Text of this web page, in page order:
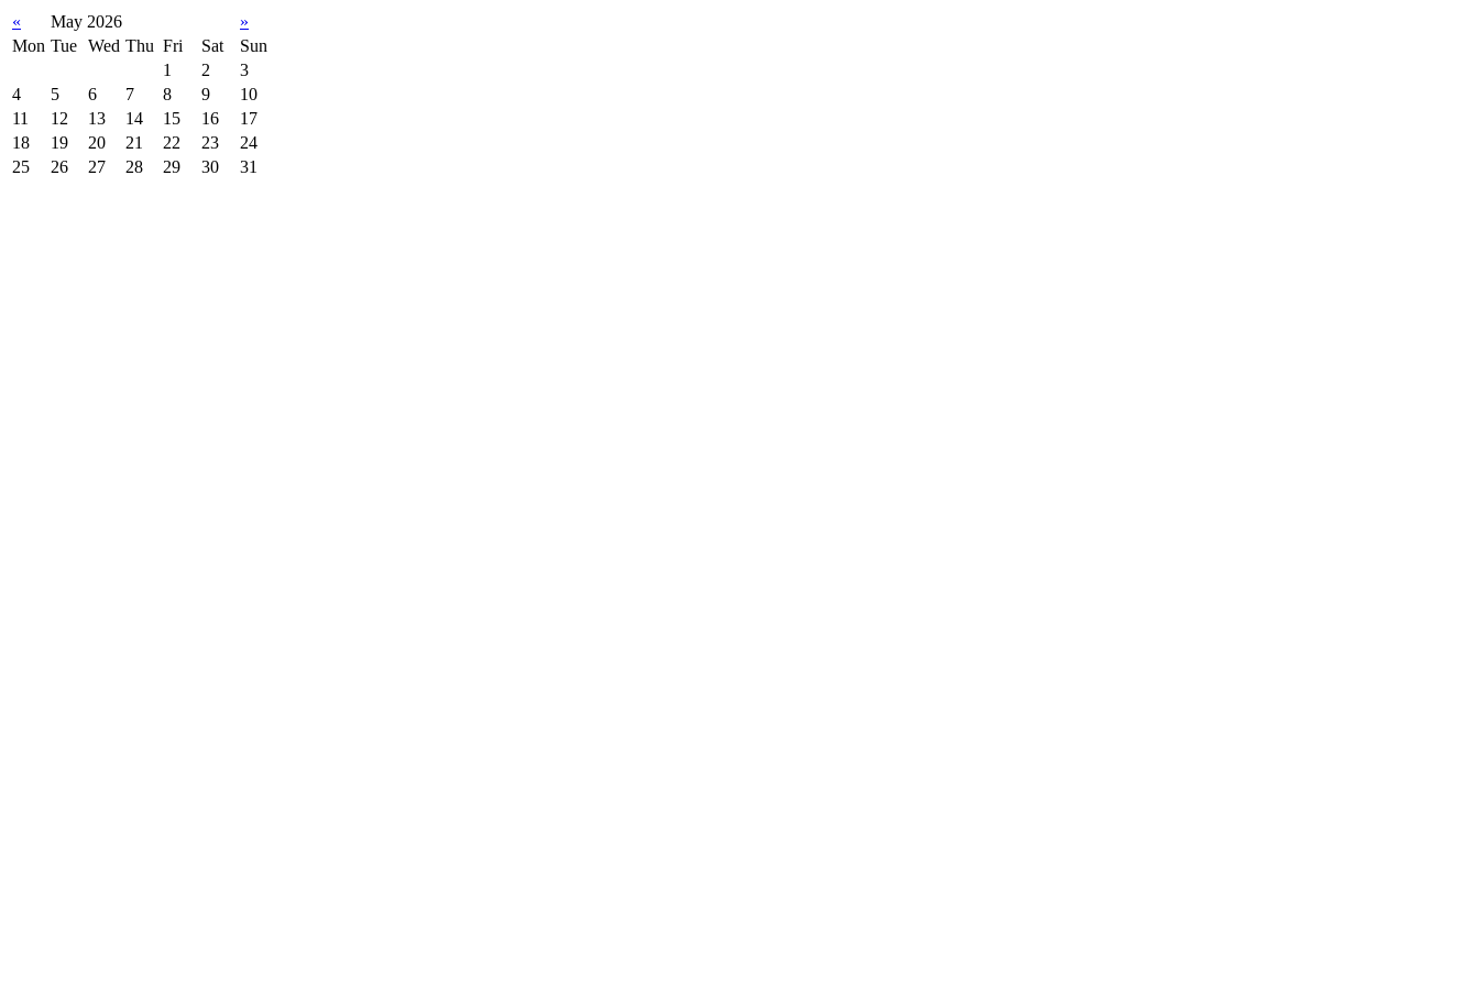
« May 2026
»
Mon Tue Wed Thu Fri Sat
Sun
1
2
3
4
5 6 7 8 9
10
11
12 13 14 15 16
17
18
19 20 21 22 23
24
25
26 27 28 29 30 31